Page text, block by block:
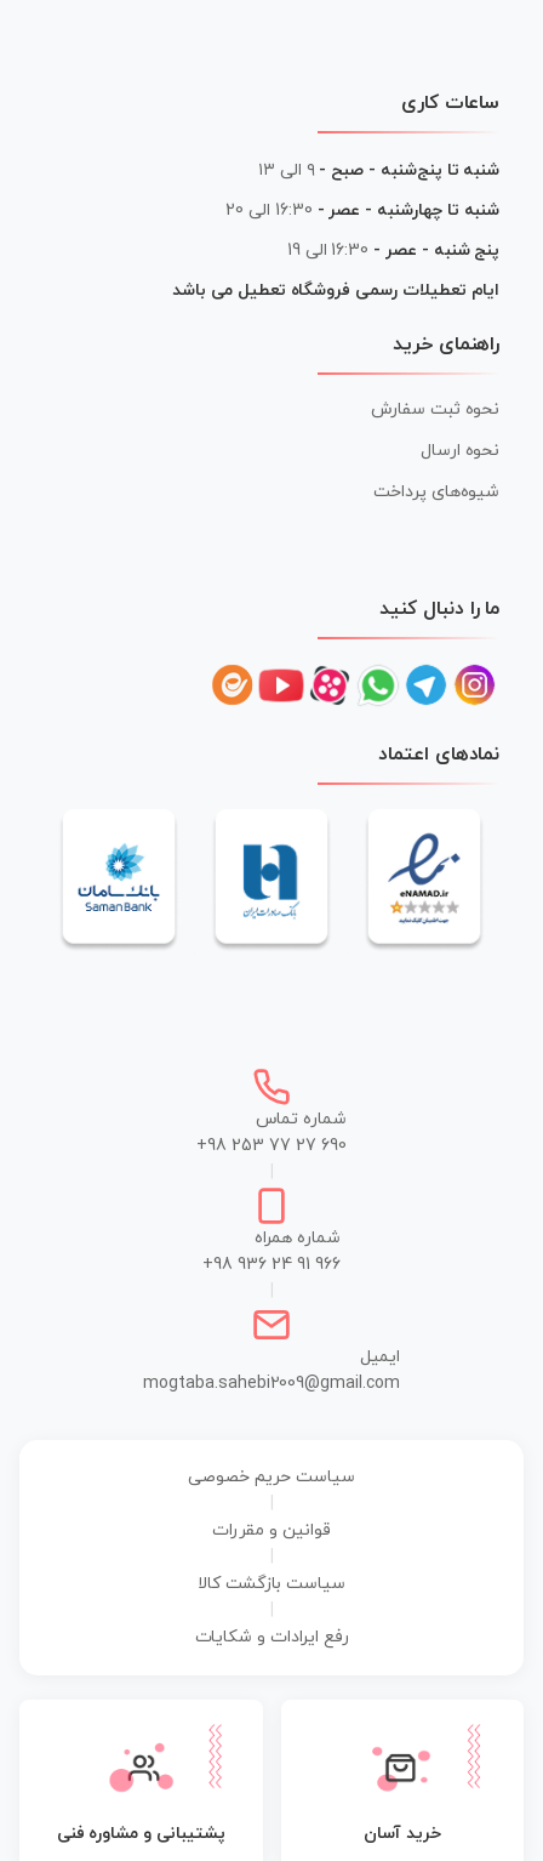
ساعات کاری
شنبه تا پنج‌شنبه - صبح - ۹ الی ۱۳
شنبه تا چهارشنبه - عصر - 16:30 الی 20
پنج شنبه - عصر - 16:30 الی 19
ایام تعطیلات رسمی فروشگاه تعطیل می باشد
راهنمای خرید
نحوه ثبت سفارش
نحوه ارسال
شیوه‌های پرداخت
ما را دنبال کنید
نمادهای اعتماد
شماره تماس
+98 253 77 27 690
شماره همراه
+98 936 24 91 966
ایمیل
mogtaba.sahebi2009@gmail.com
سیاست حریم خصوصی
قوانین و مقررات
سیاست بازگشت کالا
رفع ایرادات و شکایات
خرید آسان پشتیبانی و مشاوره فنی